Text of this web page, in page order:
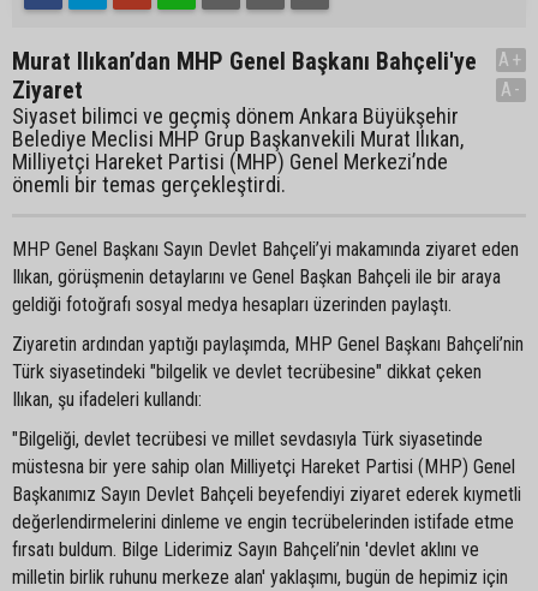
Murat Ilıkan’dan MHP Genel Başkanı Bahçeli'ye
Ziyaret
Siyaset bilimci ve geçmiş dönem Ankara Büyükşehir
Belediye Meclisi MHP Grup Başkanvekili Murat Ilıkan,
Milliyetçi Hareket Partisi (MHP) Genel Merkezi’nde
önemli bir temas gerçekleştirdi.
A+
A-
MHP Genel Başkanı Sayın Devlet Bahçeli’yi makamında ziyaret eden
Ilıkan, görüşmenin detaylarını ve Genel Başkan Bahçeli ile bir araya
geldiği fotoğrafı sosyal medya hesapları üzerinden paylaştı.
Ziyaretin ardından yaptığı paylaşımda, MHP Genel Başkanı Bahçeli’nin
Türk siyasetindeki "bilgelik ve devlet tecrübesine" dikkat çeken
Ilıkan, şu ifadeleri kullandı:
"Bilgeliği, devlet tecrübesi ve millet sevdasıyla Türk siyasetinde
müstesna bir yere sahip olan Milliyetçi Hareket Partisi (MHP) Genel
Başkanımız Sayın Devlet Bahçeli beyefendiyi ziyaret ederek kıymetli
değerlendirmelerini dinleme ve engin tecrübelerinden istifade etme
fırsatı buldum. Bilge Liderimiz Sayın Bahçeli’nin 'devlet aklını ve
milletin birlik ruhunu merkeze alan' yaklaşımı, bugün de hepimiz için